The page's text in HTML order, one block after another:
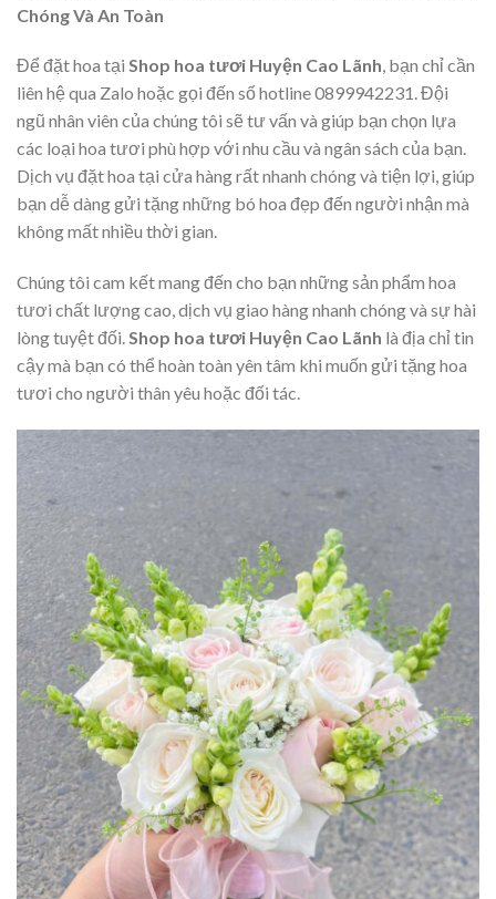
Chóng Và An Toàn
Để đặt hoa tại Shop hoa tươi Huyện Cao Lãnh, bạn chỉ cần
liên hệ qua Zalo hoặc gọi đến số hotline 0899942231. Đội
ngũ nhân viên của chúng tôi sẽ tư vấn và giúp bạn chọn lựa
các loại hoa tươi phù hợp với nhu cầu và ngân sách của bạn.
Dịch vụ đặt hoa tại cửa hàng rất nhanh chóng và tiện lợi, giúp
bạn dễ dàng gửi tặng những bó hoa đẹp đến người nhận mà
không mất nhiều thời gian.
Chúng tôi cam kết mang đến cho bạn những sản phẩm hoa
tươi chất lượng cao, dịch vụ giao hàng nhanh chóng và sự hài
lòng tuyệt đối.Shop hoa tươi Huyện Cao Lãnh là địa chỉ tin
cậy mà bạn có thể hoàn toàn yên tâm khi muốn gửi tặng hoa
tươi cho người thân yêu hoặc đối tác.